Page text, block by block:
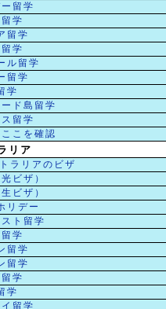
留学
学
留学
学
ル留学
留学
学
ド島留学
留学
こを確認
リア
ラリアのビザ
ビザ）
ビザ）
リデー
ト留学
学
留学
留学
学
学
留学